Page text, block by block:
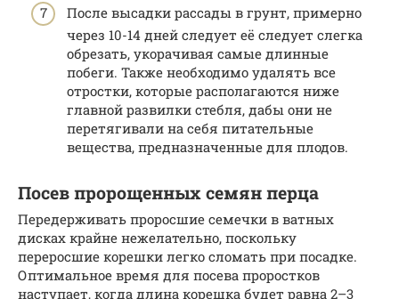
После высадки рассады в грунт, примерно
через 10-14 дней следует её следует слегка
обрезать, укорачивая самые длинные
побеги. Также необходимо удалять все
отростки, которые располагаются ниже
главной развилки стебля, дабы они не
перетягивали на себя питательные
вещества, предназначенные для плодов.
Посев пророщенных семян перца
Передерживать проросшие семечки в ватных
дисках крайне нежелательно, поскольку
переросшие корешки легко сломать при посадке.
Оптимальное время для посева проростков
наступает, когда длина корешка будет равна 2–3